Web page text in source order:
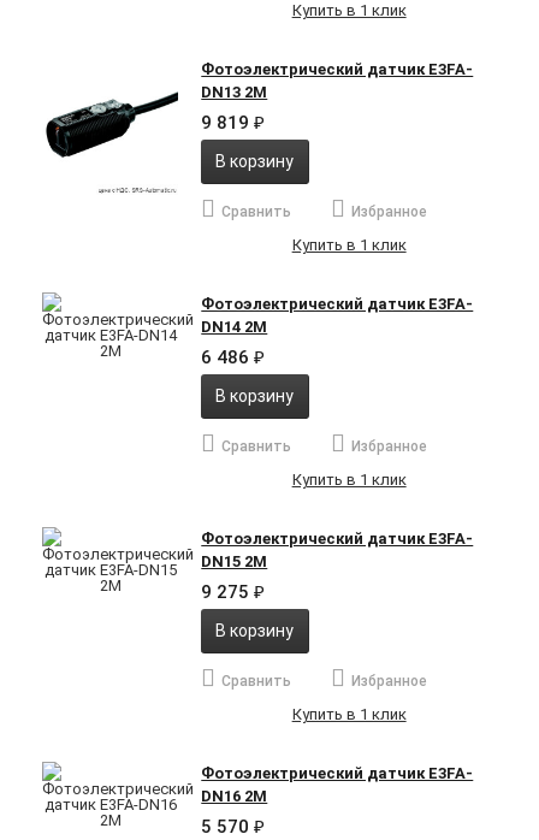
Купить в 1 клик
Фотоэлектрический датчик E3FA-
DN13 2M
9 819₽
В корзину
Сравнить Избранное
Купить в 1 клик
Фотоэлектрический датчик E3FA-
DN14 2M
6 486₽
В корзину
Сравнить Избранное
Купить в 1 клик
Фотоэлектрический датчик E3FA-
DN15 2M
9 275₽
В корзину
Сравнить Избранное
Купить в 1 клик
Фотоэлектрический датчик E3FA-
DN16 2M
5 570₽